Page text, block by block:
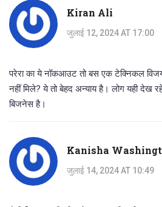
Kiran Ali
जुलाई 12, 2024 AT 17:00
परेरा का ये नॉकआउट तो बस एक टेक्निकल
नहीं मिले? ये तो बेहद अन्याय है। लोग यही देख
बिजनेस है।
Kanisha
जुलाई 14, 2024 AT 10:49